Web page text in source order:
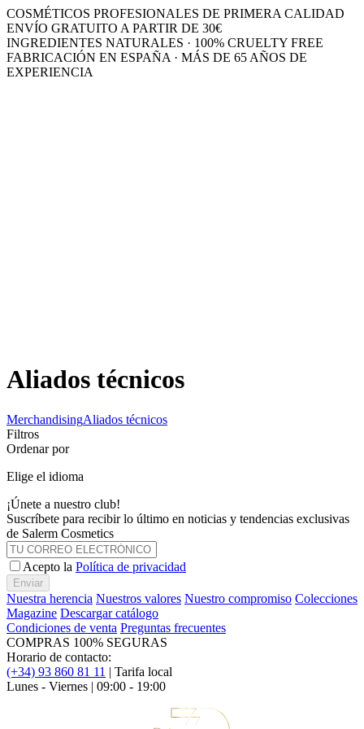
COSMÉTICOS PROFESIONALES DE PRIMERA CALIDAD
ENVÍO GRATUITO A PARTIR DE 30€
INGREDIENTES NATURALES · 100% CRUELTY FREE
FABRICACIÓN EN ESPAÑA · MÁS DE 65 AÑOS DE
EXPERIENCIA
Aliados técnicos
MerchandisingAliados técnicos
Filtros
Ordenar por
Elige el idioma
¡Únete a nuestro club!
Suscríbete para recibir lo último en noticias y tendencias exclusivas
de Salerm Cosmetics
Acepto la Política de privacidad
Enviar
Nuestra herencia Nuestros valores Nuestro compromiso Colecciones
Magazine Descargar catálogo
Condiciones de venta Preguntas frecuentes
COMPRAS 100% SEGURAS
Horario de contacto:
(+34) 93 860 81 11 | Tarifa local
Lunes - Viernes | 09:00 - 19:00